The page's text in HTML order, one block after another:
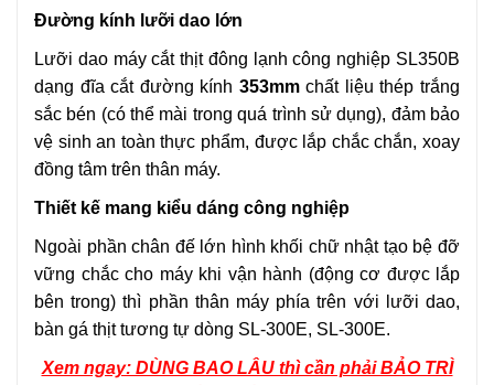
Đường kính lưỡi dao lớn
Lưỡi dao máy cắt thịt đông lạnh công nghiệp SL350B
dạng đĩa cắt đường kính 353mmchất liệu thép trắng
sắc bén (có thể mài trong quá trình sử dụng), đảm bảo
vệ sinh an toàn thực phẩm, được lắp chắc chắn, xoay
đồng tâm trên thân máy.
Thiết kế mang kiểu dáng công nghiệp
Ngoài phần chân đế lớn hình khối chữ nhật tạo bệ đỡ
vững chắc cho máy khi vận hành (động cơ được lắp
bên trong) thì phần thân máy phía trên với lưỡi dao,
bàn gá thịt tương tự dòng SL-300E, SL-300E.
Xem ngay: DÙNG BAO LÂU thì cần phải BẢO TRÌ